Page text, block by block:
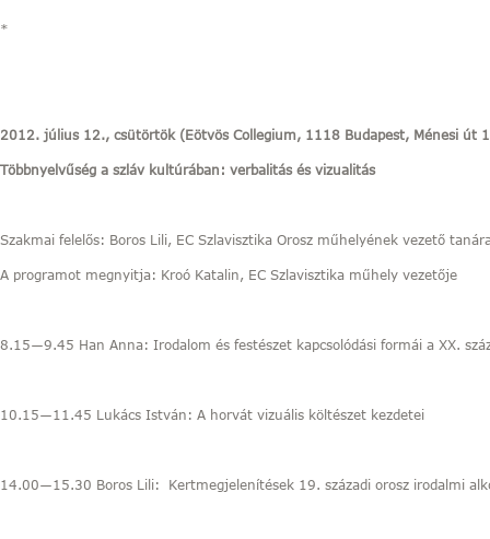
*
2012. július 12., csütörtök (Eötvös Collegium, 1118 Budapest, Ménesi út
Többnyelvűség a szláv kultúrában: verbalitás és vizualitás
Szakmai felelős: Boros Lili, EC Szlavisztika Orosz műhelyének vezető
A programot megnyitja: Kroó Katalin, EC Szlavisztika műhely vezetője
8.15―9.45 Han Anna: Irodalom és festészet kapcsolódási formái a XX.
10.15―11.45 Lukács István: A horvát vizuális költészet kezdetei
14.00―15.30 Boros Lili: Kertmegjelenítések 19. századi orosz irodalmi